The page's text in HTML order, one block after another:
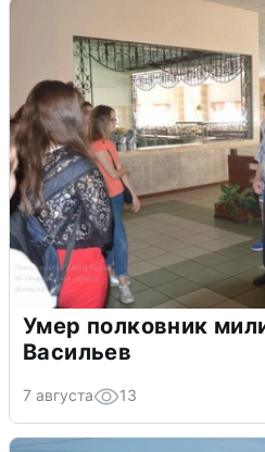
Умер полковник
Васильев
7 августа 13